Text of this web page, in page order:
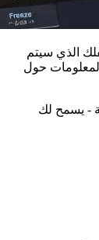
الذي سيتم
حول
- يسمح لك